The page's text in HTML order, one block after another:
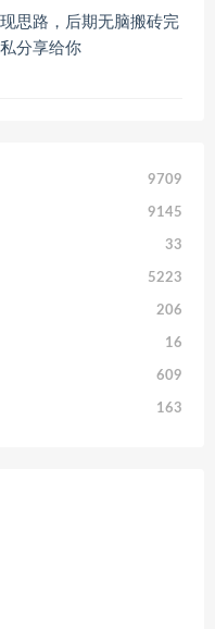
思路，后期无脑搬砖完
分享给你
9709
9145
33
5223
206
16
609
163